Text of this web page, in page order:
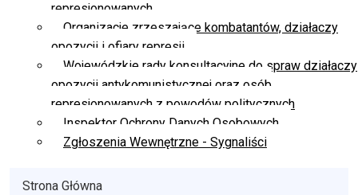
represjonowanych
Organizacje zrzeszające kombatantów, działaczy
opozycji i ofiary represji
Wojewódzkie rady konsultacyjne do spraw działaczy
opozycji antykomunistycznej oraz osób
represjonowanych z powodów politycznych
Inspektor Ochrony Danych Osobowych
Zgłoszenia Wewnętrzne - Sygnaliści
Strona Główna